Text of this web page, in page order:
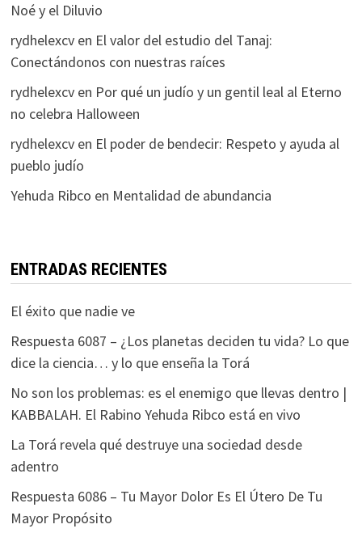
Noé y el Diluvio
rydhelexcven El valor del estudio del Tanaj:
Conectándonos con nuestras raíces
rydhelexcven Por qué un judío y un gentil leal al Eterno
no celebra Halloween
rydhelexcven El poder de bendecir: Respeto y ayuda al
pueblo judío
Yehuda Ribco en Mentalidad de abundancia
ENTRADAS RECIENTES
El éxito que nadie ve
Respuesta 6087 – ¿Los planetas deciden tu vida? Lo que
dice la ciencia… y lo que enseña la Torá
No son los problemas: es el enemigo que llevas dentro |
KABBALAH. El Rabino Yehuda Ribco está en vivo
La Torá revela qué destruye una sociedad desde
adentro
Respuesta 6086 – Tu Mayor Dolor Es El Útero De Tu
Mayor Propósito